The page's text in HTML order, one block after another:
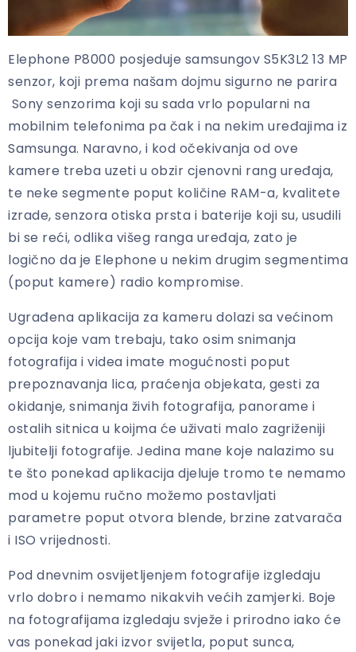
Elephone P8000 posjeduje samsungov S5K3L2 13 MP
senzor, koji prema našam dojmu sigurno ne parira
Sony senzorima koji su sada vrlo popularni na
mobilnim telefonima pa čak i na nekim uređajima iz
Samsunga. Naravno, i kod očekivanja od ove
kamere treba uzeti u obzir cjenovni rang uređaja,
te neke segmente poput količine RAM-a, kvalitete
izrade, senzora otiska prsta i baterije koji su, usudili
bi se reći, odlika višeg ranga uređaja, zato je
logično da je Elephone u nekim drugim segmentima
(poput kamere) radio kompromise.
Ugrađena aplikacija za kameru dolazi sa većinom
opcija koje vam trebaju, tako osim snimanja
fotografija i videa imate mogućnosti poput
prepoznavanja lica, praćenja objekata, gesti za
okidanje, snimanja živih fotografija, panorame i
ostalih sitnica u koijma će uživati malo zagriženiji
ljubitelji fotografije. Jedina mane koje nalazimo su
te što ponekad aplikacija djeluje tromo te nemamo
mod u kojemu ručno možemo postavljati
parametre poput otvora blende, brzine zatvarača
i ISO vrijednosti.
Pod dnevnim osvijetljenjem fotografije izgledaju
vrlo dobro i nemamo nikakvih većih zamjerki. Boje
na fotografijama izgledaju svježe i prirodno iako će
vas ponekad jaki izvor svijetla, poput sunca,